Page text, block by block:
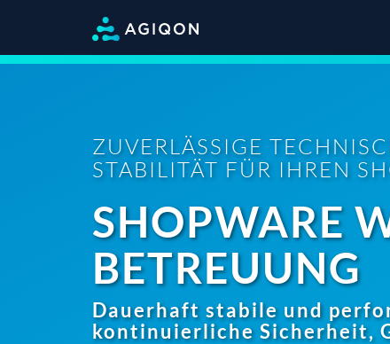
ZUVERLÄSSIGE
STABILITÄT FÜR IHREN
SHOPWARE
BETREUUNG
Dauerhaft stabile und
kontinuierliche Sicherheit,